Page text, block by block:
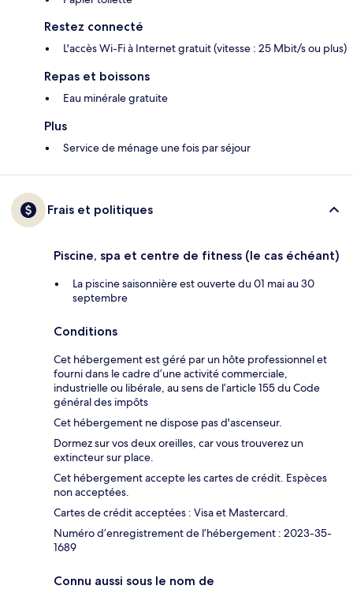
Restez connecté
L'accès Wi-Fi à Internet gratuit (vitesse : 25 Mbit/s ou plus)
Repas et boissons
Eau minérale gratuite
Plus
Service de ménage une fois par séjour
Frais et politiques
Piscine, spa et centre de fitness (le cas échéant)
La piscine saisonnière est ouverte du 01 mai au 30
septembre
Conditions
Cet hébergement est géré par un hôte professionnel et
fourni dans le cadre d’une activité commerciale,
industrielle ou libérale, au sens de l’article 155 du Code
général des impôts
Cet hébergement ne dispose pas d'ascenseur.
Dormez sur vos deux oreilles, car vous trouverez un
extincteur sur place.
Cet hébergement accepte les cartes de crédit. Espèces
non acceptées.
Cartes de crédit acceptées : Visa et Mastercard.
Numéro d’enregistrement de l’hébergement : 2023-35-
1689
Connu aussi sous le nom de